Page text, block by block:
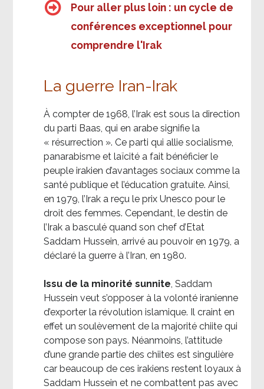
Pour aller plus loin : un cycle de
conférences exceptionnel pour
comprendre l'Irak
La guerre Iran-Irak
À compter de 1968, l’Irak est sous la direction
du parti Baas, qui en arabe signifie la
« résurrection ». Ce parti qui allie socialisme,
panarabisme et laïcité a fait bénéficier le
peuple irakien d’avantages sociaux comme la
santé publique et l’éducation gratuite. Ainsi,
en 1979, l’Irak a reçu le prix Unesco pour le
droit des femmes. Cependant, le destin de
l’Irak a basculé quand son chef d’Etat
Saddam Hussein, arrivé au pouvoir en 1979, a
déclaré la guerre à l’Iran, en 1980.
Issu de la minorité sunnite , Saddam
Hussein veut s’opposer à la volonté iranienne
d’exporter la révolution islamique. Il craint en
effet un soulèvement de la majorité chiite qui
compose son pays. Néanmoins, l’attitude
d’une grande partie des chiites est singulière
car beaucoup de ces irakiens restent loyaux à
Saddam Hussein et ne combattent pas avec